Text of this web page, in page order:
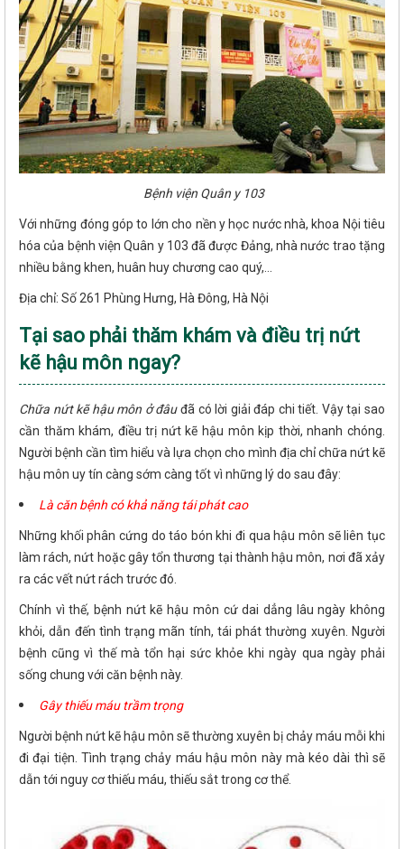
Bệnh viện Quân y 103
Với những đóng góp to lớn cho nền y học nước nhà, khoa Nội tiêu
hóa của bệnh viện Quân y 103 đã được Đảng, nhà nước trao tặng
nhiều bằng khen, huân huy chương cao quý,...
Địa chỉ: Số 261 Phùng Hưng, Hà Đông, Hà Nội
Tại sao phải thăm khám và điều trị nứt
kẽ hậu môn ngay?
Chữa nứt kẽ hậu môn ở đâuđã có lời giải đáp chi tiết. Vậy tại sao
cần thăm khám, điều trị nứt kẽ hậu môn kịp thời, nhanh chóng.
Người bệnh cần tìm hiểu và lựa chọn cho mình địa chỉ chữa nứt kẽ
hậu môn uy tín càng sớm càng tốt vì những lý do sau đây:
Là căn bệnh có khả năng tái phát cao
Những khối phân cứng do táo bón khi đi qua hậu môn sẽ liên tục
làm rách, nứt hoặc gây tổn thương tại thành hậu môn, nơi đã xảy
ra các vết nứt rách trước đó.
Chính vì thế, bệnh nứt kẽ hậu môn cứ dai dẳng lâu ngày không
khỏi, dẫn đến tình trạng mãn tính, tái phát thường xuyên. Người
bệnh cũng vì thế mà tổn hại sức khỏe khi ngày qua ngày phải
sống chung với căn bệnh này.
Gây thiếu máu trầm trọng
Người bệnh nứt kẽ hậu môn sẽ thường xuyên bị chảy máu mỗi khi
đi đại tiện. Tình trạng chảy máu hậu môn này mà kéo dài thì sẽ
dẫn tới nguy cơ thiếu máu, thiếu sắt trong cơ thể.